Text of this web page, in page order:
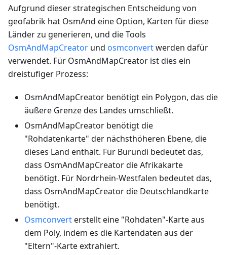
Aufgrund dieser strategischen Entscheidung von
geofabrik hat OsmAnd eine Option, Karten für diese
Länder zu generieren, und die Tools
OsmAndMapCreator und osmconvertwerden dafür
verwendet. Für OsmAndMapCreator ist dies ein
dreistufiger Prozess:
OsmAndMapCreator benötigt ein Polygon, das die
äußere Grenze des Landes umschließt.
OsmAndMapCreator benötigt die
"Rohdatenkarte" der nächsthöheren Ebene, die
dieses Land enthält. Für Burundi bedeutet das,
dass OsmAndMapCreator die Afrikakarte
benötigt. Für Nordrhein-Westfalen bedeutet das,
dass OsmAndMapCreator die Deutschlandkarte
benötigt.
Osmconverterstellt eine "Rohdaten"-Karte aus
dem Poly, indem es die Kartendaten aus der
"Eltern"-Karte extrahiert.